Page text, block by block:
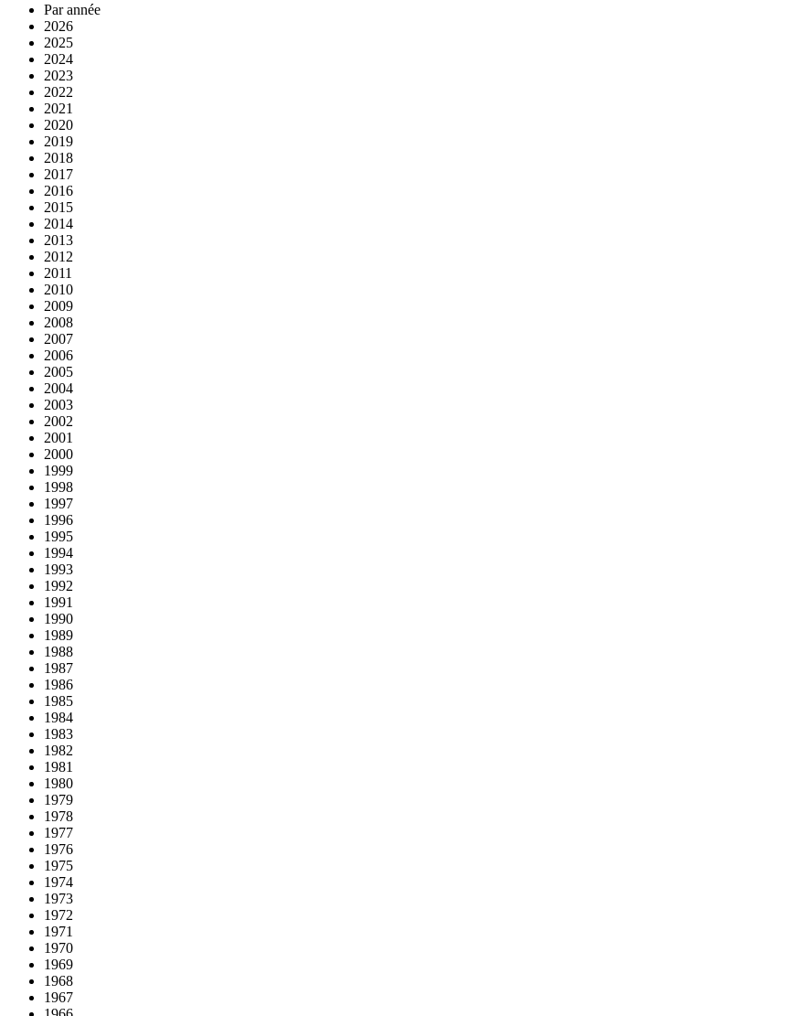
Par année
2026
2025
2024
2023
2022
2021
2020
2019
2018
2017
2016
2015
2014
2013
2012
2011
2010
2009
2008
2007
2006
2005
2004
2003
2002
2001
2000
1999
1998
1997
1996
1995
1994
1993
1992
1991
1990
1989
1988
1987
1986
1985
1984
1983
1982
1981
1980
1979
1978
1977
1976
1975
1974
1973
1972
1971
1970
1969
1968
1967